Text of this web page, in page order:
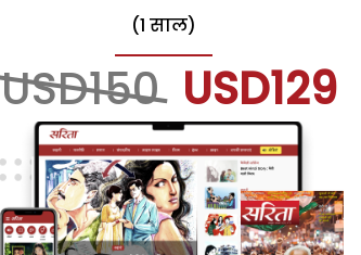
(1 साल)
USD150 USD129